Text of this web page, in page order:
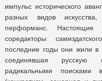
импульс исторического
разных видов
перформанс. Настоящие
соредакторы
последние годы они жили в
соединявшая русскую
радикальными поисками